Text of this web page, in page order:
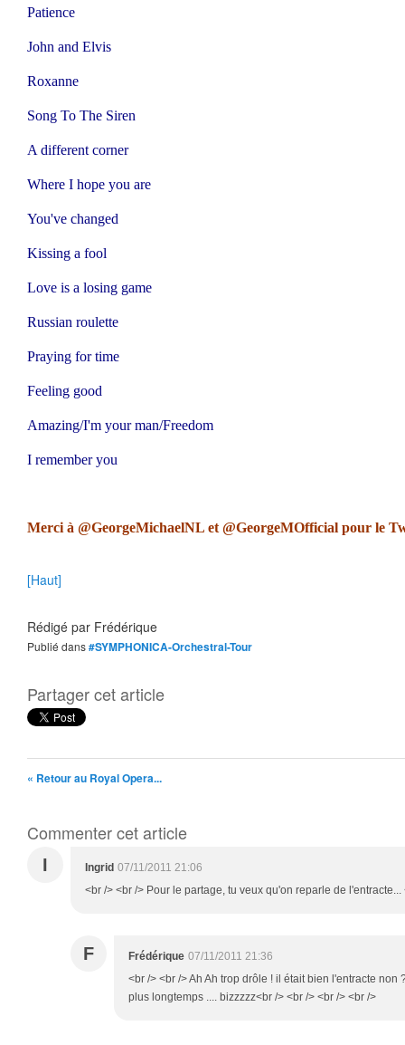
Patience
John and Elvis
Roxanne
Song To The Siren
A different corner
Where I hope you are
You've changed
Kissing a fool
Love is a losing game
Russian roulette
Praying for time
Feeling good
Amazing/I'm your man/Freedom
I remember you
Merci à @GeorgeMichaelNL et @GeorgeMOfficial pour le
[Haut]
Rédigé par Frédérique
Publié dans#SYMPHONICA-Orchestral-Tour
Partager cet article
« Retour au Royal Opera...
Commenter cet article
I Ingrid 07/11/2011 21:06
<br /> <br /> Pour le partage, tu veux qu'on reparle de l'entracte...
F Frédérique 07/11/2011 21:36
<br /> <br /> Ah Ah trop drôle ! il était bien l'entracte
plus longtemps .... bizzzzz<br /> <br /> <br /> <br />